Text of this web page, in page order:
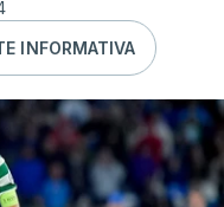
INFORMATIVA